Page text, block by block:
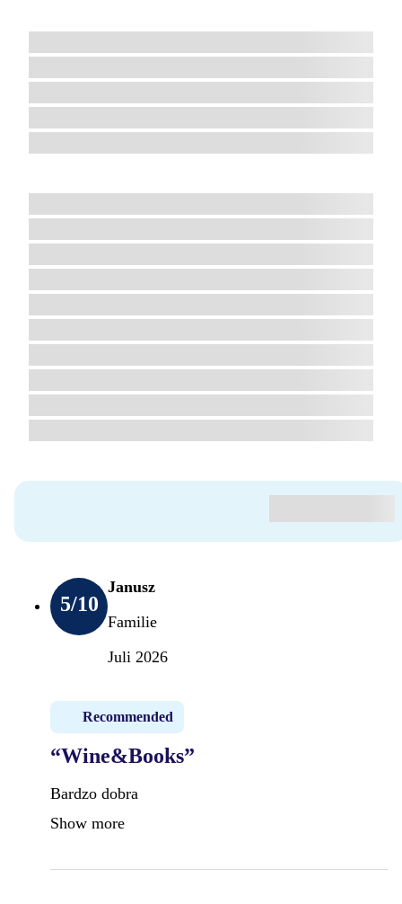
5/10
Janusz
Familie
Juli 2026
Recommended
“Wine&Books”
Bardzo dobra
Show more